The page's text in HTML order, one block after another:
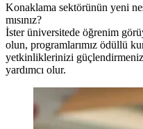
Konaklama sektörünün yeni
mısınız?
İster üniversitede öğrenim
olun, programlarımız ödüllü
yetkinliklerinizi
yardımcı olur.